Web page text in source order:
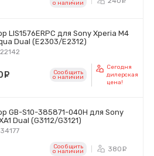
o наличии
LIS1576ERPC для Sony Xperia M4
Dual (E2303/E2312)
руб.Сообщить
o наличии
Сегодня
дилерская
цена!
GB-S10-385871-040H для Sony
Dual (G3112/G3121)
Сообщить
o наличии 380